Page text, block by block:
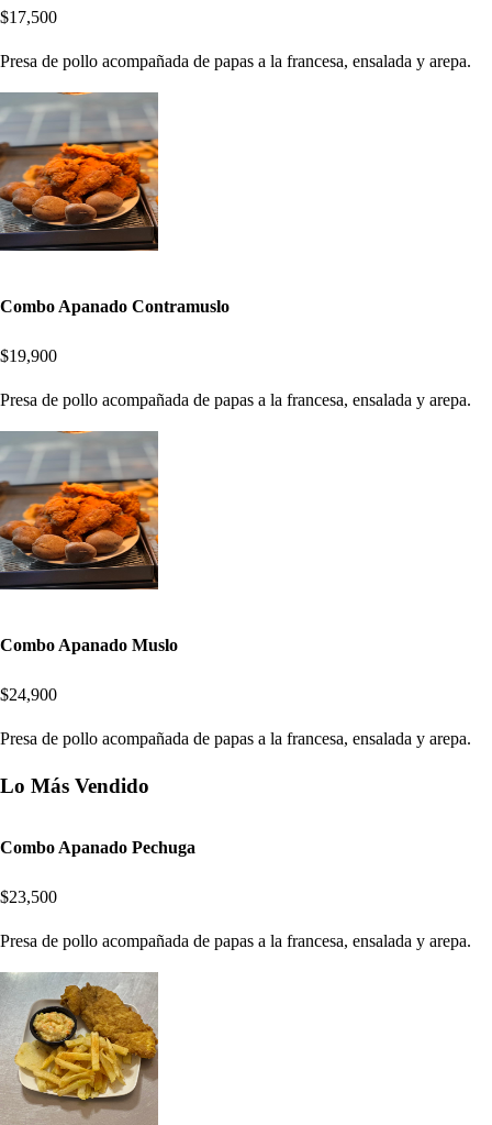
$17,500
Presa de pollo acompañada de papas a la francesa, ensalada y arepa.
Combo Apanado Contramuslo
$19,900
Presa de pollo acompañada de papas a la francesa, ensalada y arepa.
Combo Apanado Muslo
$24,900
Presa de pollo acompañada de papas a la francesa, ensalada y arepa.
Lo Más Vendido
Combo Apanado Pechuga
$23,500
Presa de pollo acompañada de papas a la francesa, ensalada y arepa.